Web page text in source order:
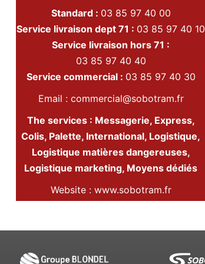
Standard : 03 85 97 40 00
Service livraison dept 71 : 03 85 97 40 10
Service livraison hors 71 :
03 85 97 40 40
Service commercial : 03 85 97 40 30
Email : commercial@sobotram.fr
The services : Messagerie, Express,
Colis, Palette, International, Logistique,
Logistique matières dangereuses,
Logistique marketing, Moyens dédiés
Website : www.sobotram.fr